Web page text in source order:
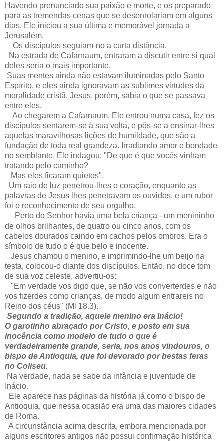
Havendo prenunciado sua paixão e morte, e os preparado
para as tremendas cenas que se desenrolariam em alguns
dias, Ele iniciou a sua última e memorável jornada a
Jerusalém.
Os discípulos seguiam-no a curta distância.
Na estrada de Cafarnaum, entraram a discutir entre si qual
deles seria o mais importante.
Suas mentes ainda não estavam iluminadas pelo Santo
Espírito, e eles ainda ignoravam as sublimes virtudes da
moralidade cristã. Jesus, porém, sabia o que se passava
entre eles.
Ao chegarem a Cafarnaum, Ele entrou numa casa, fez os
discípulos sentarem-se à sua volta, e pôs-se a ensinar-lhes
aquelas maravilhosas lições de humildade, que são a
fundação de toda real grandeza. Irradiando amor e bondade
no semblante, Ele indagou: "De que é que vocês vinham
tratando pelo caminho?
Mas eles ficaram quietos".
Um raio de luz penetrou-lhes o coração, enquanto as
palavras de Jesus lhes penetravam os ouvidos, e um rubor
foi o reconhecimento de seu orgulho.
Perto do Senhor havia uma bela criança - um menininho
de olhos brilhantes, de quatro ou cinco anos, com os
cabelos dourados caindo em cachos pelos ombros. Era o
símbolo de tudo o é que belo e inocente.
Jesus chamou o menino, e imprimindo-lhe um beijo na
testa, colocou-o diante dos discípulos. Então, no doce tom
de sua voz celeste, advertiu-os:
"Em verdade vos digo que, se não vos converterdes e não
vos fizerdes como crianças, de modo algum entrareis no
Reino dos céus" (Ml 18.3).
Segundo a tradição, aquele menino era Inácio!
O garotinho abraçado por Cristo, e posto em sua
inocência como modelo de tudo o que é
verdadeiramente grande, seria, nos anos vindouros, o
bispo de Antioquia, que foi devorado por bestas feras
no Coliseu.
Na verdade, nada se sabe da infância e juventude de
Inácio.
Ele aparece nas páginas da história já como o bispo de
Antioquia, que nessa ocasião era uma das maiores cidades
de Roma.
A circunstância acima descrita, embora mencionada por
alguns escritores antigos não possui confirmação histórica